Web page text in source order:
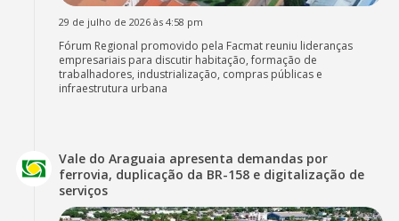
29 de julho de 2026 às 4:58 pm
Fórum Regional promovido pela Facmat reuniu lideranças
empresariais para discutir habitação, formação de
trabalhadores, industrialização, compras públicas e
infraestrutura urbana
Vale do Araguaia apresenta demandas por
ferrovia, duplicação da BR-158 e digitalização de
serviços